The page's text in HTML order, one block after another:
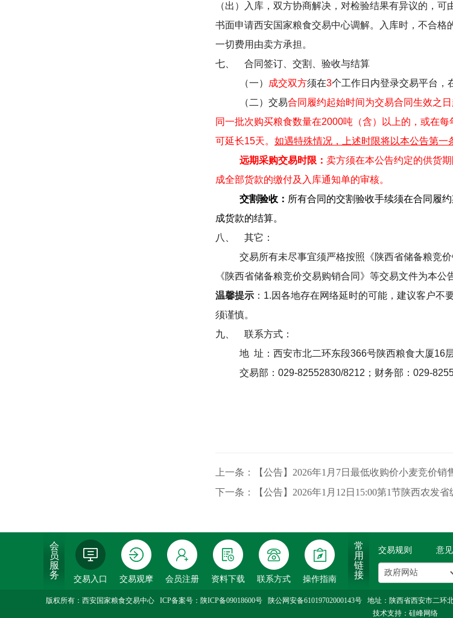
（出）入库，双方协商解决，对检验结果有异议的，
书面申请西安国家粮食交易中心调解。入库时，不合
一切费用由卖方承担。
七、
合同签订、交割、验收与结算
（一）
成交双方须在3个工作日内登录交易平台，
（二）交易合同履约起始时间为交易合同生效之日
同一批次购买粮食数量在2000吨（含）以上的，或在
可延长15天。 如遇特殊情况，上述时限将以本公告第一
远期采购交易时限： 卖方须在本公告约定的供货
成全部货款的缴付及入库通知单的审核。
交割验收： 所有合同的交割验收手续须在合同履
成货款的结算。
八、
其它：
交易所有未尽事宜须严格按照《陕西省储备粮竞
《陕西省储备粮竞价交易购销合同》等交易文件为本
温馨提示 ： 1.因各地存在网络延时的可能，建议客户不
须谨慎。
九、
联系方式：
地 址：西安市北二环东段366号陕西粮食大厦16
交易部： 029-82552830/8212 ；财务部： 029-
上一条：【公告】2026年1月7日最低收购价小麦竞价销
下一条：【公告】2026年1月12日15:00第1节陕西农发
会
员
服
务
交易入口 交易观摩 会员注册 资料下载 联系方式 操作指南
入会
年
审
登
录
转账
常
用
链
接
交易规则 意
版权所有：西安国家粮食交易中心 ICP备案号： 陕ICP备09018600号 陕公网安备61019702000143号地址：陕西省西安市二环北
技术支持： 硅峰网络